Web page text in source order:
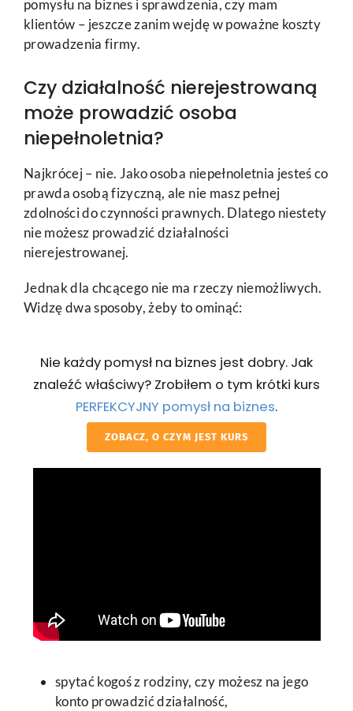
pomysłu na biznes i sprawdzenia, czy mam
klientów – jeszcze zanim wejdę w poważne koszty
prowadzenia firmy.
Czy działalność nierejestrowaną
może prowadzić osoba
niepełnoletnia?
Najkrócej – nie. Jako osoba niepełnoletnia jesteś co
prawda osobą fizyczną, ale nie masz pełnej
zdolności do czynności prawnych. Dlatego niestety
nie możesz prowadzić działalności
nierejestrowanej.
Jednak dla chcącego nie ma rzeczy niemożliwych.
Widzę dwa sposoby, żeby to ominąć:
Nie każdy pomysł na biznes jest dobry. Jak
znaleźć właściwy? Zrobiłem o tym krótki kurs
PERFEKCYJNY pomysł na biznes.
ZOBACZ, O CZYM JEST KURS
spytać kogoś z rodziny, czy możesz na jego
konto prowadzić działalność,